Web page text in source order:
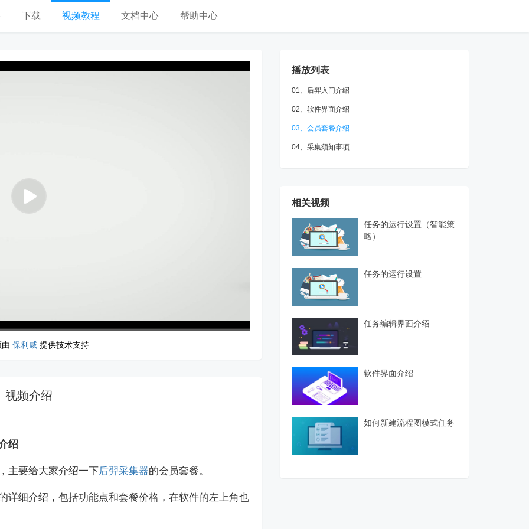
下载 视频教程 文档中心 帮助中心
保利威 提供技术支持
视频介绍
绍
主要给大家介绍一下后羿采集器的会员套餐。
详细介绍，包括功能点和套餐价格，在软件的左上角也
播放列表
01、后羿入门介绍
02、软件界面介绍
03、会员套餐介绍
04、采集须知事项
相关视频
任务的运行设置（智能策
略）
任务的运行设置
任务编辑界面介绍
软件界面介绍
如何新建流程图模式任务